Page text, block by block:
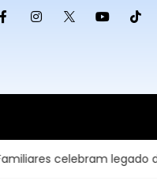
legado de primeira